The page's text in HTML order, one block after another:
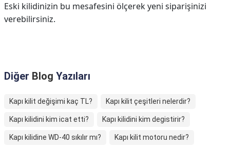
Eski kilidinizin bu mesafesini ölçerek yeni siparişinizi
verebilirsiniz.
Diğer Blog Yazıları
Kapı kilit değişimi kaç TL? Kapı kilit çeşitleri nelerdir?
Kapı kilidini kim icat etti? Kapı kilidini kim degistirir?
Kapı kilidine WD-40 sıkılır mı? Kapı kilit motoru nedir?